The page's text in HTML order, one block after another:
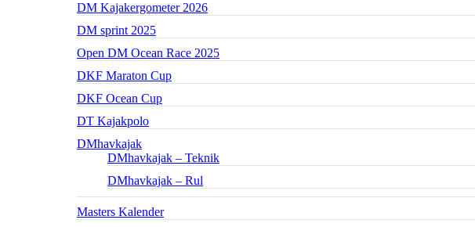
DM Kajakergometer 2026
DM sprint 2025
Open DM Ocean Race 2025
DKF Maraton Cup
DKF Ocean Cup
DT Kajakpolo
DMhavkajak
DMhavkajak – Teknik
DMhavkajak – Rul
Masters Kalender